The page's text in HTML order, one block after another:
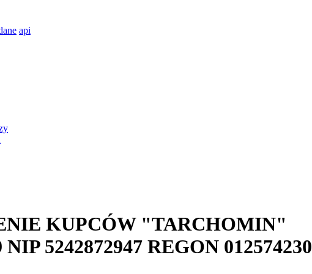
api
KUPCÓW "TARCHOMIN"
NIP 5242872947 REGON 012574230